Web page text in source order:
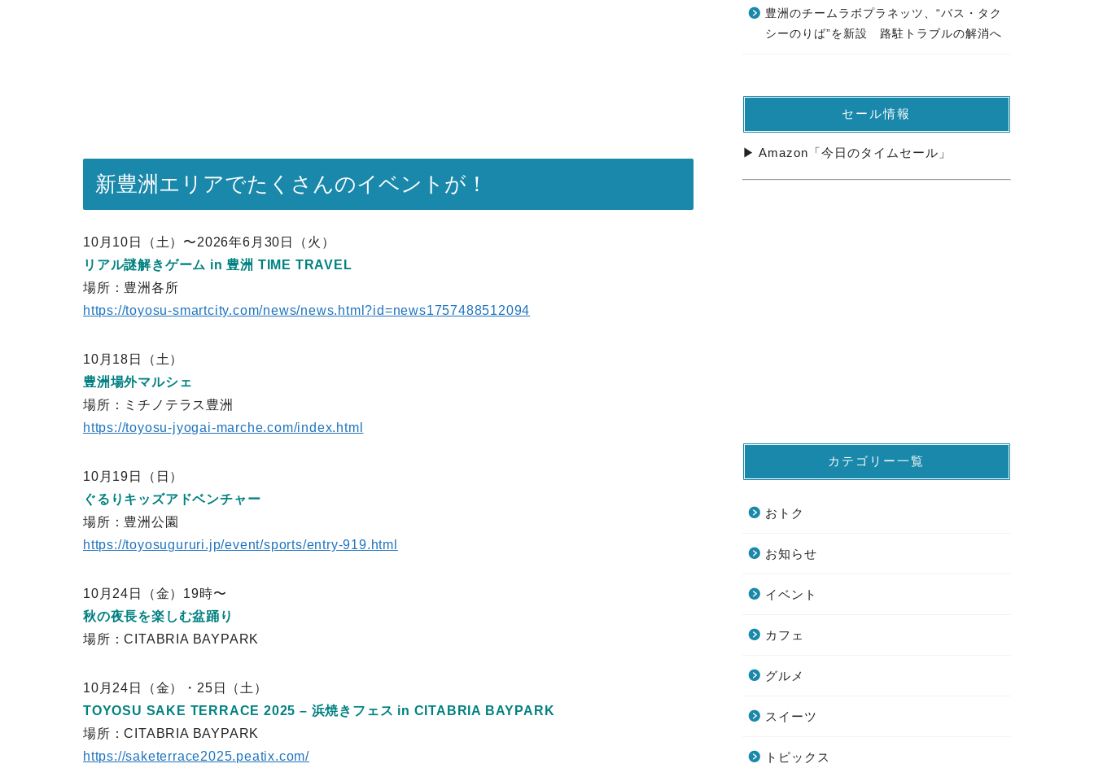
新豊洲エリアでたくさんのイベントが！
10月10日（土）〜2026年6月30日（火）
リアル謎解きゲーム in 豊洲 TIME TRAVEL
場所：豊洲各所
https://toyosu-smartcity.com/news/news.html?id=news1757488512094
10月18日（土）
豊洲場外マルシェ
場所：ミチノテラス豊洲
https://toyosu-jyogai-marche.com/index.html
10月19日（日）
ぐるりキッズアドベンチャー
場所：豊洲公園
https://toyosugururi.jp/event/sports/entry-919.html
10月24日（金）19時〜
秋の夜長を楽しむ盆踊り
場所：CITABRIA BAYPARK
10月24日（金）・25日（土）
TOYOSU SAKE TERRACE 2025 – 浜焼きフェス in CITABRIA BAYPARK
場所：CITABRIA BAYPARK
https://saketerrace2025.peatix.com/
豊洲のチームラボプラネッツ、“バス・タク
シーのりば”を新設 路駐トラブルの解消へ
セール情報
▶ Amazon「今日のタイムセール」
カテゴリー一覧
おトク
お知らせ
イベント
カフェ
グルメ
スイーツ
トピックス